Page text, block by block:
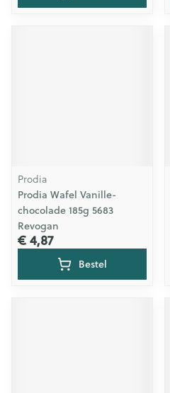
Prodia
Prodia Wafel Vanille-
chocolade 185g 5683
Revogan
€ 4,87
Bestel